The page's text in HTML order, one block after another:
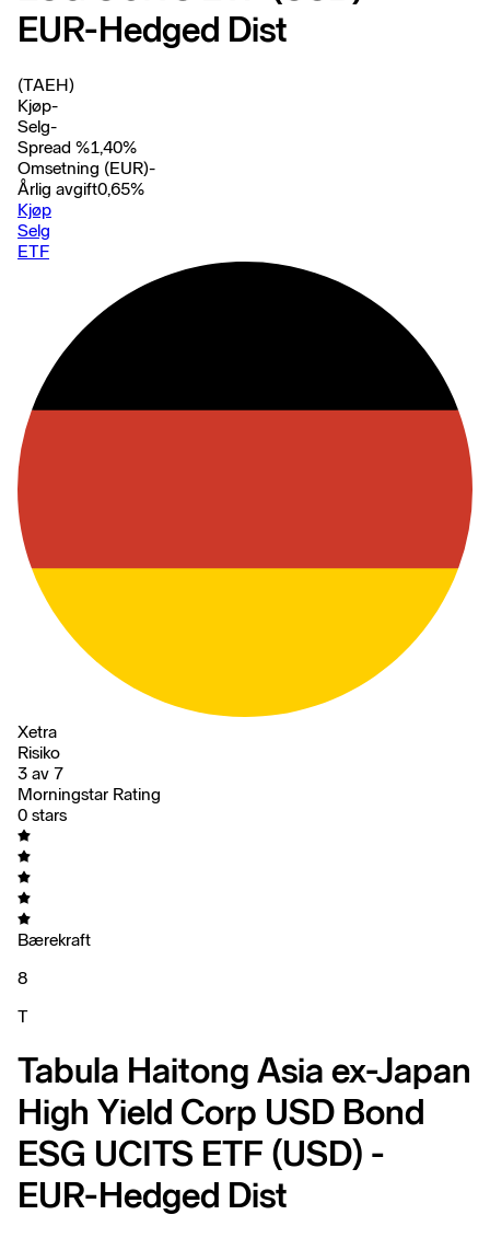
EUR-Hedged Dist
(TAEH)
Kjøp-
Selg-
Spread %1,40%
Omsetning (EUR)-
Årlig avgift0,65%
Kjøp
Selg
ETF
Xetra
Risiko
3 av 7
Morningstar Rating
0 stars
Bærekraft
8
T
Tabula Haitong Asia ex-Japan
High Yield Corp USD Bond
ESG UCITS ETF (USD) -
EUR-Hedged Dist